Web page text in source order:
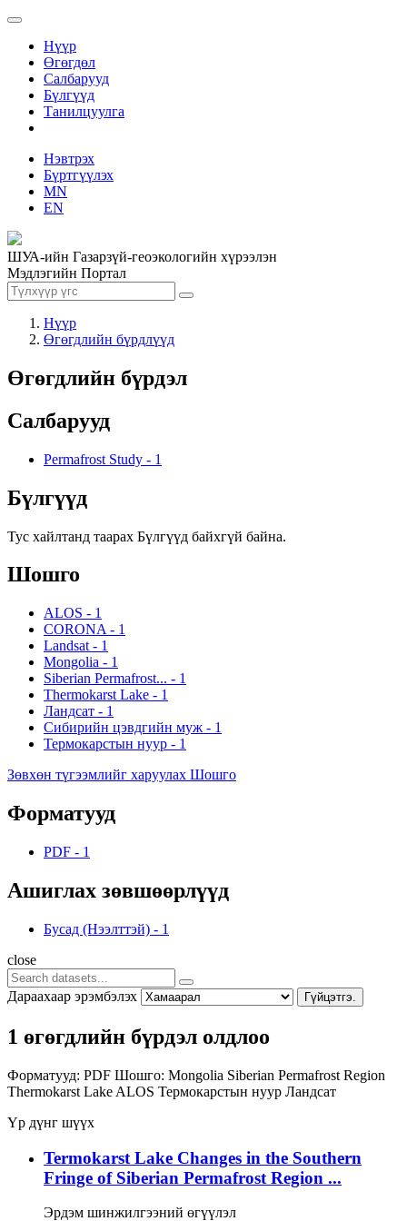
Нүүр
Өгөгдөл
Салбарууд
Бүлгүүд
Танилцуулга
Нэвтрэх
Бүртгүүлэх
MN
EN
ШУА-ийн Газарзүй-геоэкологийн хүрээлэн
Мэдлэгийн Портал
Нүүр
Өгөгдлийн бүрдлүүд
Өгөгдлийн бүрдэл
Салбарууд
Permafrost Study - 1
Бүлгүүд
Тус хайлтанд таарах Бүлгүүд байхгүй байна.
Шошго
ALOS - 1
CORONA - 1
Landsat - 1
Mongolia - 1
Siberian Permafrost... - 1
Thermokarst Lake - 1
Ландсат - 1
Сибирийн цэвдгийн муж - 1
Термокарстын нуур - 1
Зөвхөн түгээмлийг харуулах Шошго
Форматууд
PDF - 1
Ашиглах зөвшөөрлүүд
Бусад (Нээлттэй) - 1
close
Дараахаар эрэмбэлэх Гүйцэтгэ.
1 өгөгдлийн бүрдэл олдлоо
Форматууд: PDF Шошго: Mongolia Siberian Permafrost Region
Thermokarst Lake ALOS Термокарстын нуур Ландсат
Үр дүнг шүүх
Termokarst Lake Changes in the Southern
Fringe of Siberian Permafrost Region ...
Эрдэм шинжилгээний өгүүлэл